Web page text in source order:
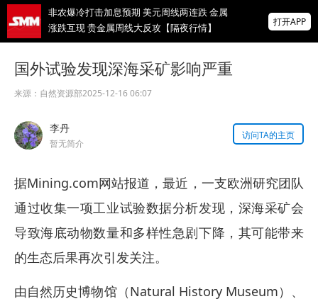
非农爆冷打击加息预期 美元周线两连跌 金属
涨跌互现 贵金属周线大反攻【隔夜行情】
寻锌行业破局发展新机遇
美国拟投30亿美元扶持关键矿产
掌上有色
打开APP
国外试验发现深海采矿影响严重
来源： 自然资源部2025-12-16 06:07
李丹
暂无简介
访问TA的主页
据Mining.com网站报道，最近，一支欧洲研究团队
通过收集一项工业试验数据分析发现，深海采矿会
导致海底动物数量和多样性急剧下降，其可能带来
的生态后果再次引发关注。
由自然历史博物馆（Natural History Museum）、